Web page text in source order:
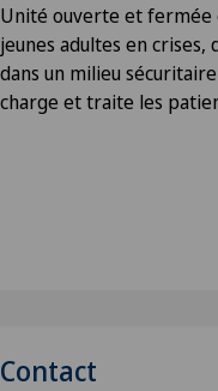
Unité ouverte et fermée
jeunes adultes en
dans un milieu
charge et traite les
Contact